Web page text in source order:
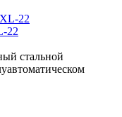
22
стальной